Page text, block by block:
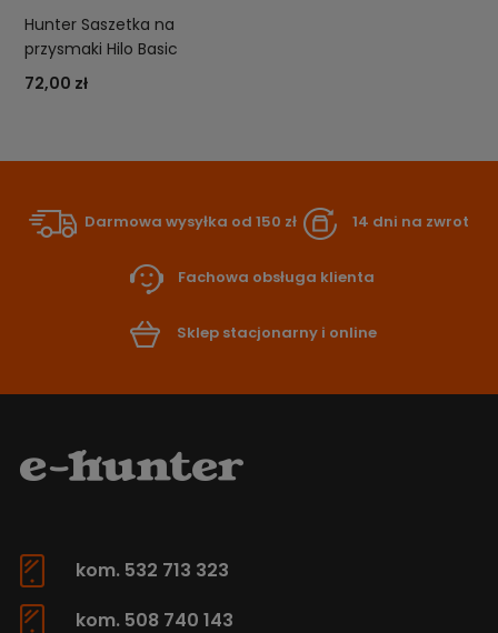
Hunter Saszetka na
przysmaki Hilo Basic
72,00 zł
Darmowa wysyłka od 150 zł 14 dni na zwrot
Fachowa obsługa klienta
Sklep stacjonarny i online
kom. 532 713 323
kom. 508 740 143